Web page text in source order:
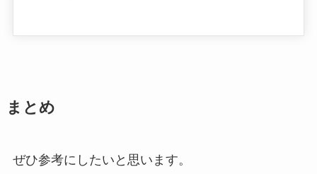
まとめ
ぜひ参考にしたいと思います。